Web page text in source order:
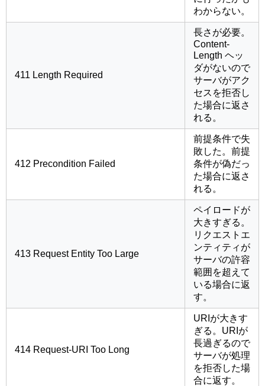
わからない。
411 Length Required
長さが必要。
Content-
Length ヘッ
ダがないので
サーバがアク
セスを拒否し
た場合に返さ
れる。
412 Precondition Failed
前提条件で失
敗した。前提
条件が偽だっ
た場合に返さ
れる。
413 Request Entity Too Large
ペイロードが
大きすぎる。
リクエストエ
ンティティが
サーバの許容
範囲を超えて
いる場合に返
す。
414 Request-URI Too Long
URIが大きす
ぎる。URIが
長過ぎるので
サーバが処理
を拒否した場
合に返す。